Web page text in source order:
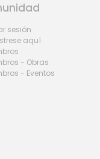
sesión
aquí
- Obras
- Eventos